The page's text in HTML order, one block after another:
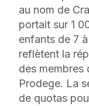
au nom de
portait sur 1
enfants de 7
reflètent la
des membres
Prodege. La
de quotas